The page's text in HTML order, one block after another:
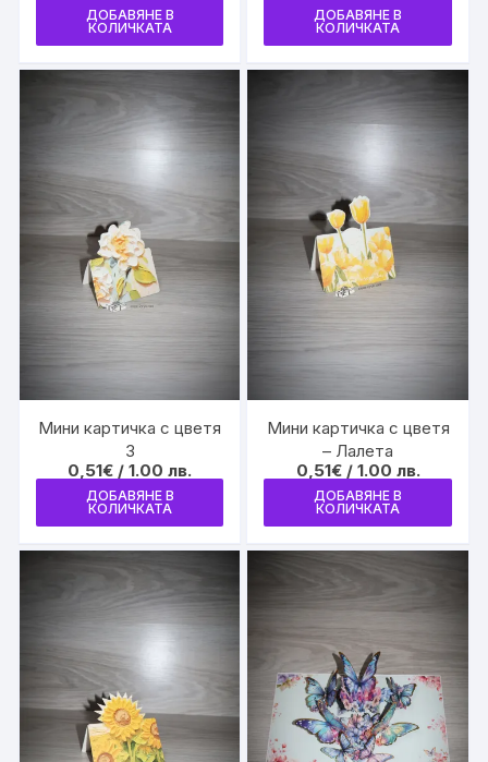
ДОБАВЯНЕ В
КОЛИЧКАТА
ДОБАВЯНЕ В
КОЛИЧКАТА
Мини картичка с цветя
3
0,51€ / 1.00 лв.
ДОБАВЯНЕ В
КОЛИЧКАТА
Мини картичка с цветя
– Лалета
0,51€ / 1.00 лв.
ДОБАВЯНЕ В
КОЛИЧКАТА